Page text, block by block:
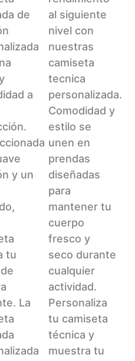
de
a
y un
tu
La
tiene
múltiples
variantes.
Las
opciones
se
pueden
elegir
en
la
página
de
producto
al siguiente
nivel con
nuestras
camiseta
tecnica
personalizada.
Comodidad y
estilo se
unen en
prendas
diseñadas
para
mantener tu
cuerpo
fresco y
seco durante
cualquier
actividad.
Personaliza
tu camiseta
técnica y
muestra tu